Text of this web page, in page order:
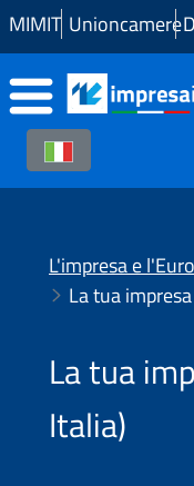
Skip to Main Content
MIMIT Unioncamere
L'impresa e
La tua
La tua
Italia)